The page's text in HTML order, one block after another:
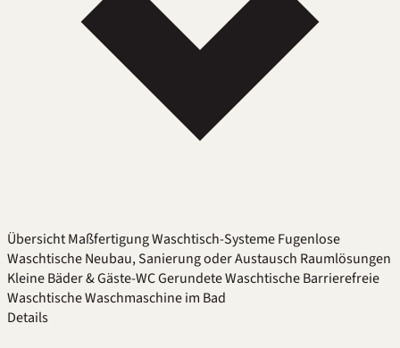
ÜbersichtMaßfertigungWaschtisch-SystemeFugenlose
WaschtischeNeubau, Sanierung oder Austausch Raumlösungen
Kleine Bäder & Gäste-WCGerundete WaschtischeBarrierefreie
WaschtischeWaschmaschine im Bad
Details